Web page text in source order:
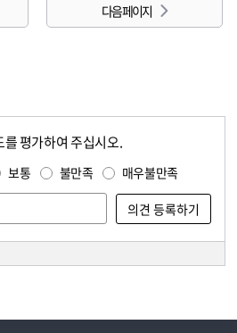
다음 페이지
평가하여 주십시오.
보통 불만족 매우불만족